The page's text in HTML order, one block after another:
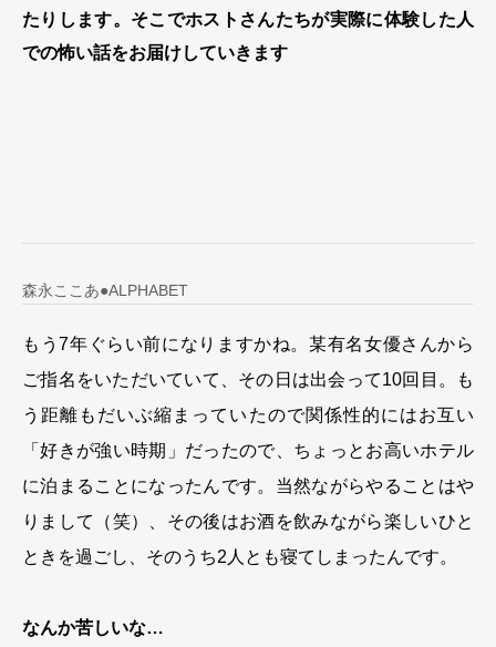
たりします。そこでホストさんたちが実際に体験した人
での怖い話をお届けしていきます
森永ここあ●ALPHABET
もう7年ぐらい前になりますかね。某有名女優さんから
ご指名をいただいていて、その日は出会って10回目。も
う距離もだいぶ縮まっていたので関係性的にはお互い
「好きが強い時期」だったので、ちょっとお高いホテル
に泊まることになったんです。当然ながらやることはや
りまして（笑）、その後はお酒を飲みながら楽しいひと
ときを過ごし、そのうち2人とも寝てしまったんです。
なんか苦しいな…